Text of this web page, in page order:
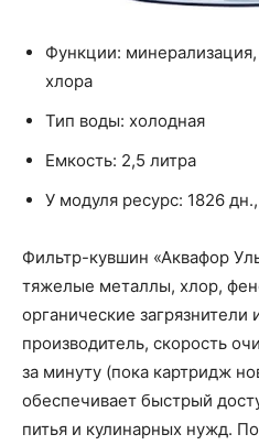
Функции:
хлора
Тип воды: холодная
Емкость: 2,5 литра
У модуля ресурс: 1826
Фильтр-кувшин «Аквафор
тяжелые металлы, хлор,
органические загрязнители
производитель, скорость
за минуту (пока картридж
обеспечивает быстрый
питья и кулинарных нужд.